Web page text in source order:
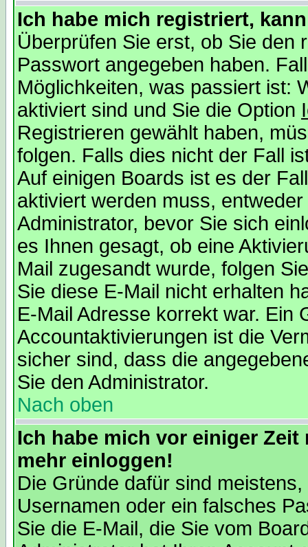
Ich habe mich registriert,
Überprüfen Sie erst, ob Sie den
Passwort angegeben haben.
Möglichkeiten, was passiert ist:
aktiviert sind und Sie die Option
Registrieren gewählt haben,
folgen. Falls dies nicht der Fall
Auf einigen Boards ist es der
aktiviert werden muss,
Administrator, bevor Sie sich
es Ihnen gesagt, ob eine
Mail zugesandt wurde, folgen
Sie diese E-Mail nicht erhalten
E-Mail Adresse korrekt war. Ein
Accountaktivierungen ist die
sicher sind, dass die
Sie den Administrator.
Nach oben
Ich habe mich vor einiger
mehr einloggen!
Die Gründe dafür sind
Usernamen oder ein falsches
Sie die E-Mail, die Sie vom